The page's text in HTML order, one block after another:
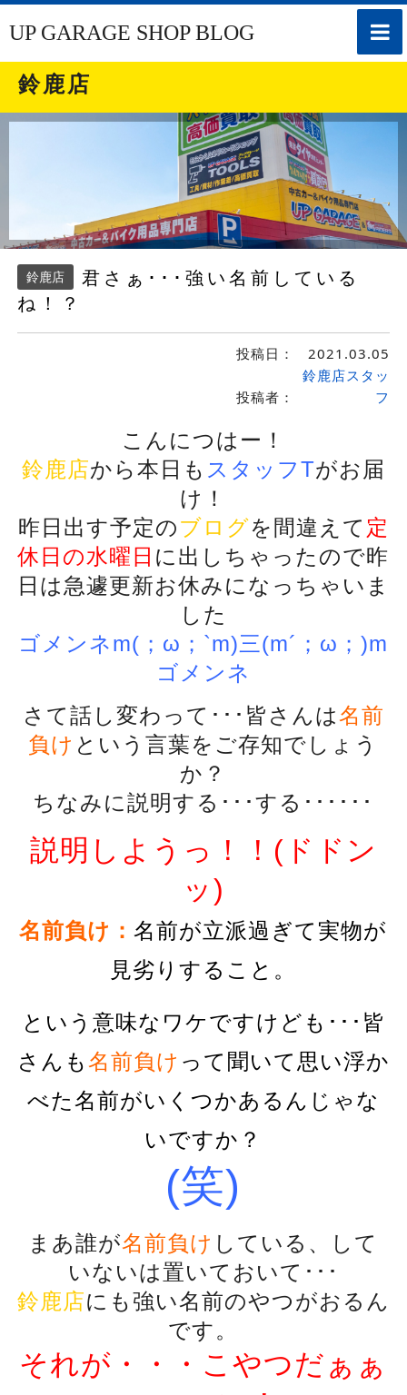
toggle
UP GARAGE SHOP BLOG
鈴鹿店
鈴鹿店
君さぁ･･･強い名前している
ね！？
投稿日： 2021.03.05
投稿者：
鈴鹿店スタッ
フ
こんにつはー！
鈴鹿店から本日も スタッフTがお届
け！
昨日出す予定のブログを間違えて 定
休日の水曜日 に出しちゃったので昨
日は急遽更新お休みになっちゃいま
した
ゴメンネm(；ω；`m)三(m´；ω；)m
ゴメンネ
さて話し変わって･･･皆さんは名前
負け という言葉をご存知でしょう
か？
ちなみに説明する･･･する･･････
説明しようっ！！(ドドン
ッ)
名前負け：名前が立派過ぎて実物が
見劣りすること。
という意味なワケですけども･･･皆
さんも名前負け って聞いて思い浮か
べた名前がいくつかあるんじゃな
いですか？
(笑)
まあ誰が名前負け している、して
いないは置いておいて･･･
鈴鹿店にも強い名前のやつがおるん
です。
それが・・・こやつだぁぁ